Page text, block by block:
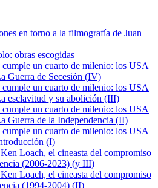
en torno a la filmografía de Juan
obras escogidas
cumple un cuarto de milenio: los USA
Guerra de Secesión (IV)
cumple un cuarto de milenio: los USA
esclavitud y su abolición (III)
cumple un cuarto de milenio: los USA
Guerra de la Independencia (II)
cumple un cuarto de milenio: los USA
(I)
Loach, el cineasta del compromiso
(2006-2023) (y III)
Loach, el cineasta del compromiso
(1994-2004) (II)